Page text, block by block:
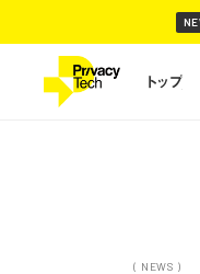
トップ
トップ
( NEWS )